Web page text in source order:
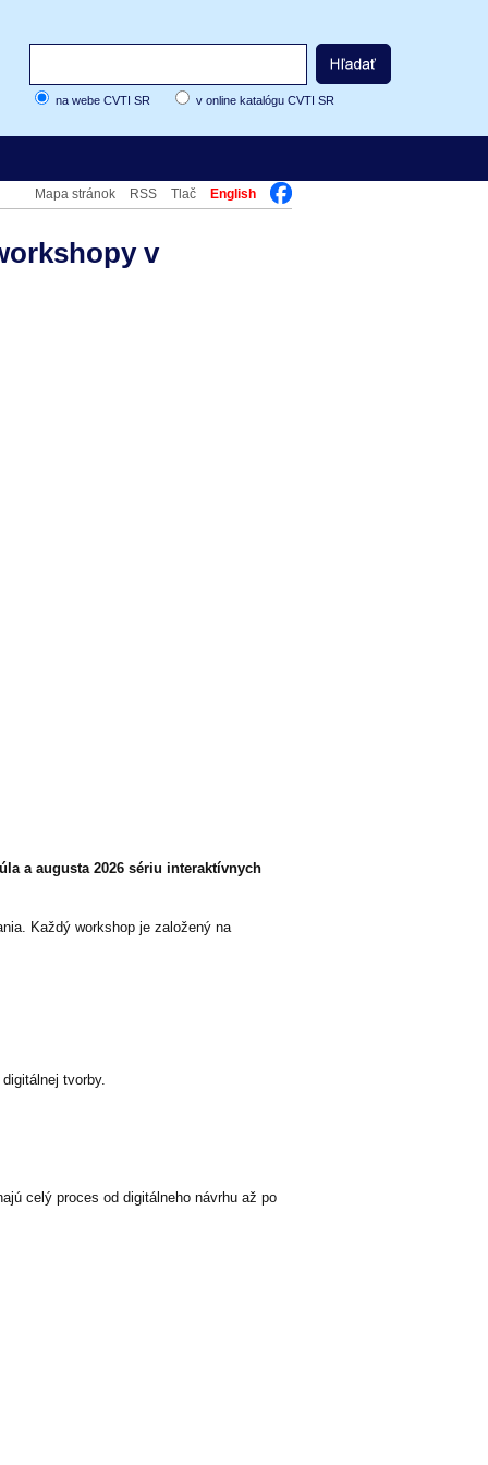
na webe CVTI SR v online katalógu CVTI SR
Mapa stránok RSS Tlač English
v
a augusta 2026 sériu interaktívnych
Každý workshop je založený na
tvorby.
celý proces od digitálneho návrhu až po